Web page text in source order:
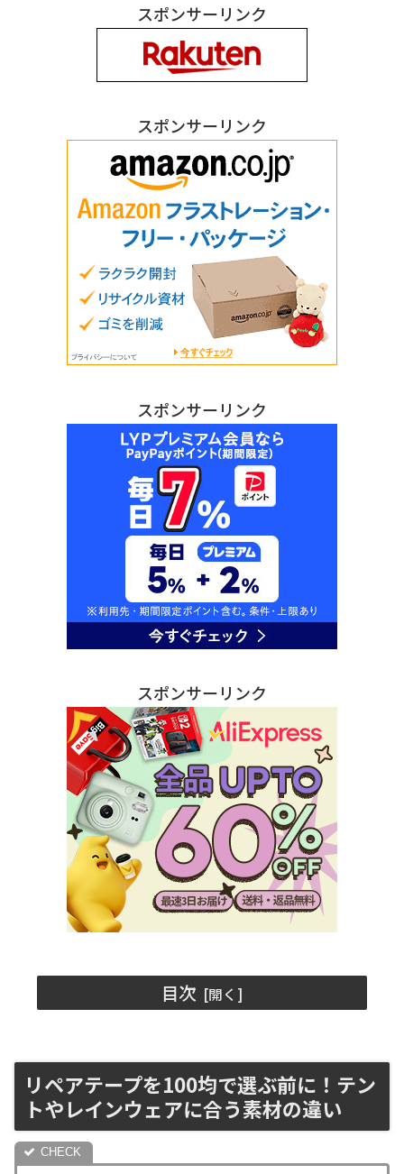
スポンサーリンク
スポンサーリンク
スポンサーリンク
スポンサーリンク
目次
リペアテープを100均で選ぶ前に！テン
トやレインウェアに合う素材の違い